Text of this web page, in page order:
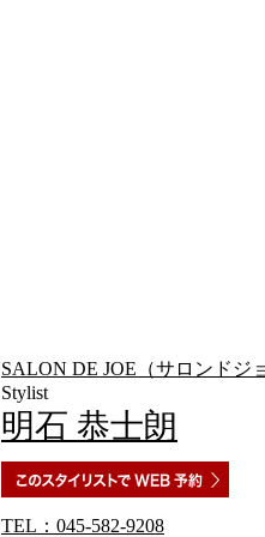
SALON DE JOE（サロンドジ
Stylist
明石 恭士朗
TEL：045-582-9208